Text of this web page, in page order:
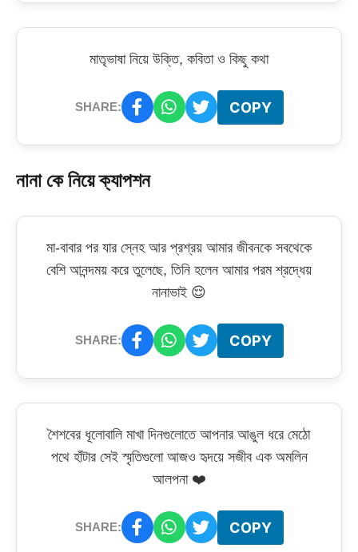
মাতৃভাষা নিয়ে উক্তি, কবিতা ও কিছু কথা
SHARE: COPY
নানা কে নিয়ে ক্যাপশন
মা-বাবার পর যার স্নেহ আর প্রশ্রয় আমার জীবনকে সবথেকে
বেশি আনন্দময় করে তুলেছে, তিনি হলেন আমার পরম শ্রদ্ধেয়
নানাভাই 😌
SHARE: COPY
শৈশবের ধূলোবালি মাখা দিনগুলোতে আপনার আঙুল ধরে মেঠো
পথে হাঁটার সেই স্মৃতিগুলো আজও হৃদয়ে সজীব এক অমলিন
আলপনা ❤️
SHARE: COPY